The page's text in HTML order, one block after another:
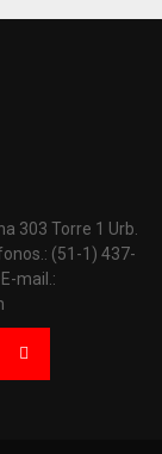
303 Torre 1 Urb.
(51-1) 437-
mail.: